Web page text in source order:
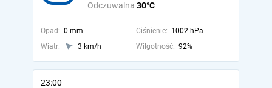
Odczuwalna 30°C
Opad: 0 mm Ciśnienie: 1002 hPa
Wiatr:
3 km/h Wilgotność: 92%
23:00